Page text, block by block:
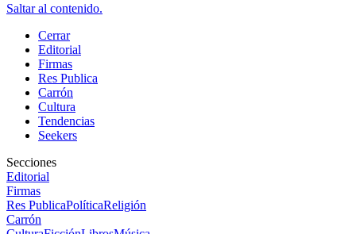
Saltar al contenido.
Cerrar
Editorial
Firmas
Res Publica
Carrón
Cultura
Tendencias
Seekers
Secciones
Editorial
Firmas
Res PublicaPolíticaReligión
Carrón